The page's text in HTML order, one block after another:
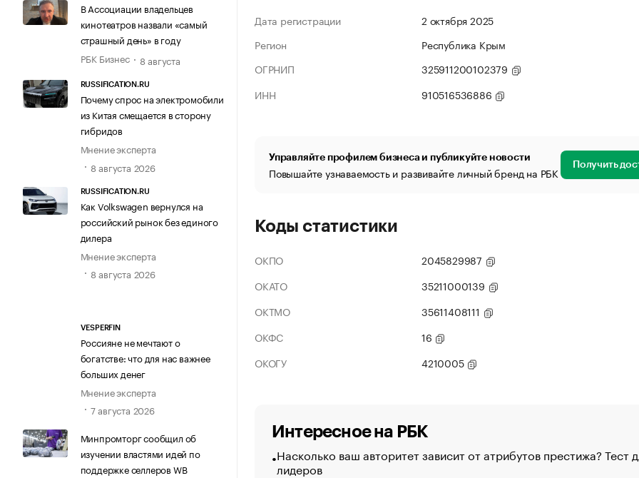
В Ассоциации владельцев
кинотеатров назвали «самый
страшный день» в году
РБК Бизнес
8 августа
RUSSIFICATION.RU
Почему спрос на электромобили
из Китая смещается в сторону
гибридов
Мнение эксперта
8 августа 2026
RUSSIFICATION.RU
Как Volkswagen вернулся на
российский рынок без единого
дилера
Мнение эксперта
8 августа 2026
VESPERFIN
Россияне не мечтают о
богатстве: что для нас важнее
больших денег
Мнение эксперта
7 августа 2026
Минпромторг сообщил об
изучении властями идей по
поддержке селлеров WB
Дата регистрации
2 октября 2025
Регион
Республика Крым
ОГРНИП
325911200102379
ИНН
910516536886
Управляйте профилем бизнеса и публикуйте новости
Повышайте узнаваемость и развивайте личный бренд на РБК Получить
Коды статистики
ОКПО
2045829987
ОКАТО
35211000139
ОКТМО
35611408111
ОКФС
16
ОКОГУ
4210005
Интересное на РБК
Насколько ваш авторитет зависит от атрибутов престижа? Тест
лидеров